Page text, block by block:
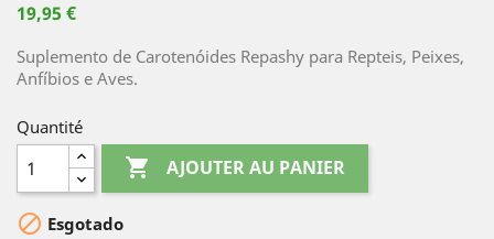
19,95 €
Suplemento de Carotenóides Repashy para Repteis, Peixes,
Anfíbios e Aves.
Quantité
 AJOUTER AU PANIER
 Esgotado